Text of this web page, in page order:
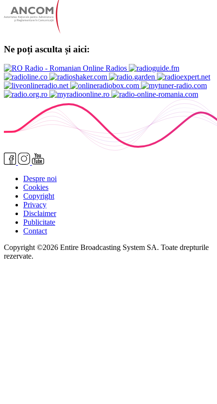
Ne poți asculta și aici:
Despre noi
Cookies
Copyright
Privacy
Disclaimer
Publicitate
Contact
Copyright ©2026 Entire Broadcasting System SA. Toate drepturile
rezervate.